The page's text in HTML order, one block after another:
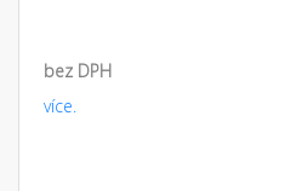
bez DPH
více.